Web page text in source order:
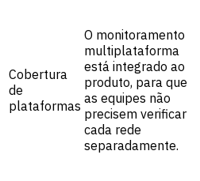
Cobertura
de
plataformas
O monitoramento
multiplataforma
está integrado ao
produto, para que
as equipes não
precisem verificar
cada rede
separadamente.